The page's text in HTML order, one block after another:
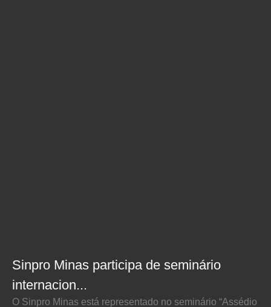
Sinpro Minas participa de seminário
internacion...
O Sinpro Minas está representado no seminário “Assédio